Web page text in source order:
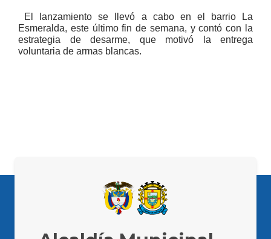
El lanzamiento se llevó a cabo en el barrio La
Esmeralda, este último fin de semana, y contó con la
estrategia de desarme, que motivó la entrega
voluntaria de armas blancas.